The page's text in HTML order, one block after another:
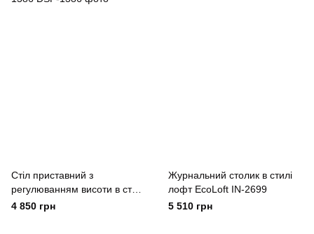
Стіл приставний з
регулюванням висоти в стилі
лофт EcoLoft Флекс DSP-
4 850 грн
Журнальний столик в стилі
лофт EcoLoft IN-2699
5 510 грн